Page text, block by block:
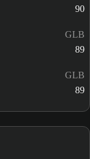
90
GLB
89
GLB
89